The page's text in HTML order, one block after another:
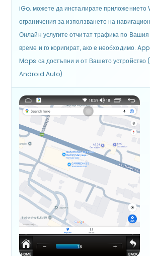
iGo, можете да инсталирате
ограничения за използването на
Онлайн услугите отчитат трафика по
време и го коригират, ако е необходимо.
Maps са достъпни и от Вашето
Android Auto).